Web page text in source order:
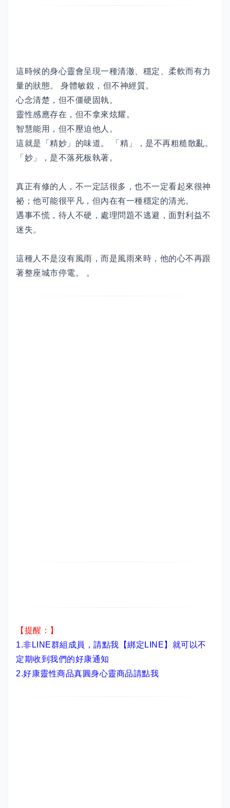
這時候的身心靈會呈現一種清澈、穩定、柔軟而有力
量的狀態。 身體敏銳，但不神經質。
心念清楚，但不僵硬固執。
靈性感應存在，但不拿來炫耀。
智慧能用，但不壓迫他人。
這就是「精妙」的味道。 「精」，是不再粗糙散亂。
「妙」，是不落死板執著。
真正有修的人，不一定話很多，也不一定看起來很神
祕；他可能很平凡，但內在有一種穩定的清光。
遇事不慌，待人不硬，處理問題不逃避，面對利益不
迷失。
這種人不是沒有風雨，而是風雨來時，他的心不再跟
著整座城市停電。 。
【提醒：】
1.非LINE群組成員， 請點我【綁定LINE】 就可以不
定期收到我們的好康通知
2.好康靈性商品真圓身心靈商品請點我